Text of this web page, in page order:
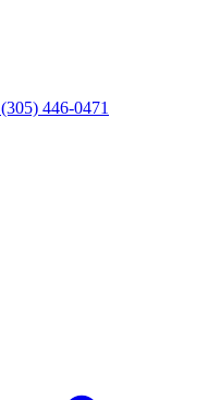
(305) 446-0471